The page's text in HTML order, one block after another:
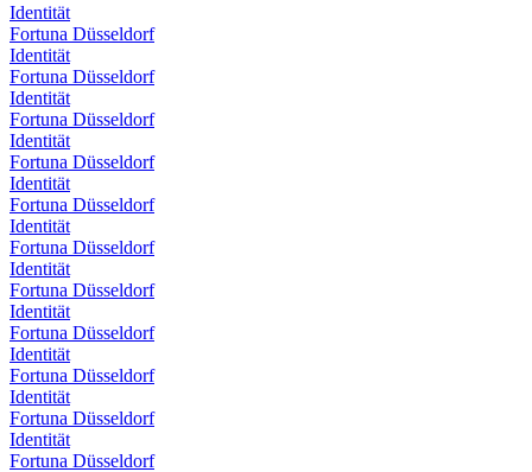
Identität
Fortuna Düsseldorf
Identität
Fortuna Düsseldorf
Identität
Fortuna Düsseldorf
Identität
Fortuna Düsseldorf
Identität
Fortuna Düsseldorf
Identität
Fortuna Düsseldorf
Identität
Fortuna Düsseldorf
Identität
Fortuna Düsseldorf
Identität
Fortuna Düsseldorf
Identität
Fortuna Düsseldorf
Identität
Fortuna Düsseldorf